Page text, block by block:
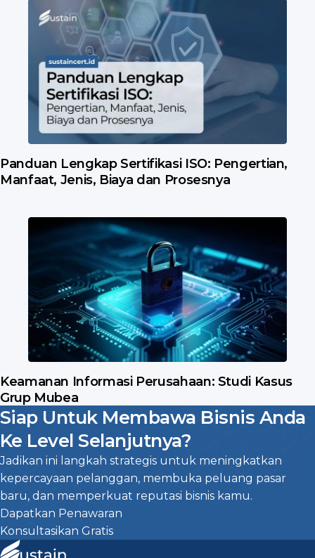
Panduan Lengkap Sertifikasi ISO: Pengertian,
Manfaat, Jenis, Biaya dan Prosesnya
Keamanan Informasi Perusahaan: Studi Kasus
Grup Mubea
Siap Untuk Membawa Bisnis Anda
Ke Level Selanjutnya?
Jadikan ini langkah strategis untuk meningkatkan
kepercayaan pelanggan, membuka peluang pasar
baru, dan memperkuat reputasi bisnis kamu.
Dapatkan Penawaran
Konsultasikan Gratis